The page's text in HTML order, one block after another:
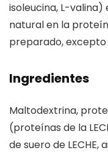
isoleucina, L-
natural en la
preparado,
Ingredientes
Maltodextrina,
(proteínas de la
de suero de